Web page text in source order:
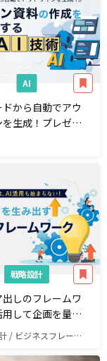
AI
から自動でアウ
を生成！プレゼン
を効率化する最
戦略設計
しのフレームワ
用して企画を量
に求められる創
方
ビジネスフレームワーク